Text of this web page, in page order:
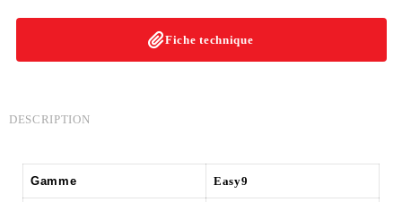
Fiche technique
DESCRIPTION
Gamme Easy9